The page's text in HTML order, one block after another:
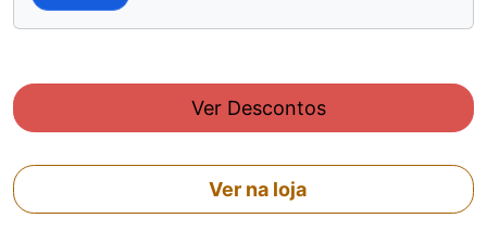
Ver Descontos
Ver na loja